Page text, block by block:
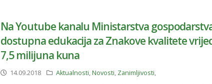
Na Youtube kanalu Ministarstva
dostupna edukacija za Znakove kvalitete
7,5 milijuna kuna
14.09.2018 Aktualnosti,Novosti, Zanimljivosti,